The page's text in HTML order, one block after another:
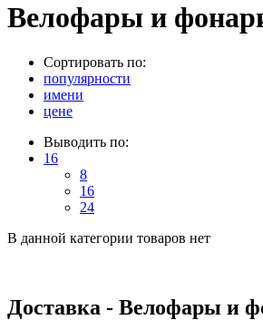
Велофары и
Сортировать по:
популярности
имени
цене
Выводить по:
16
8
16
24
В данной категории товаров нет
Доставка - Велофары и